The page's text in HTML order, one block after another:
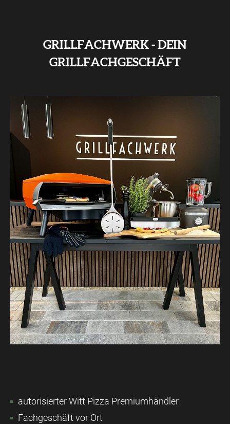
GRILLFACHWERK - DEIN
GRILLFACHGESCHÄFT
autorisierter Witt Pizza Premiumhändler
Fachgeschäft vor Ort